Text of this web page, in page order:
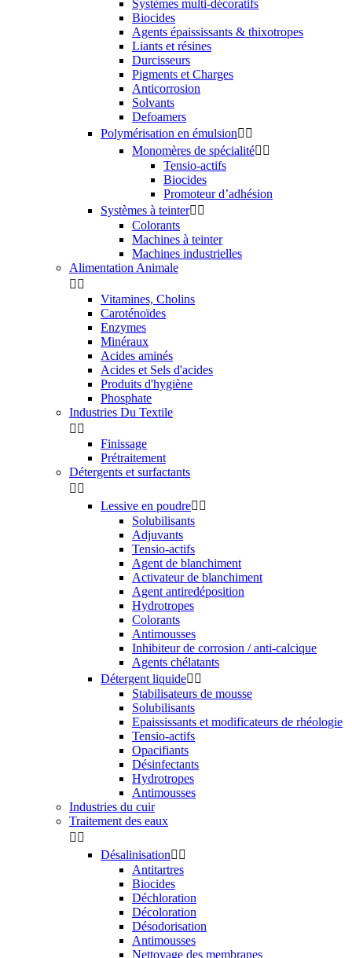
Systèmes multi-décoratifs
Biocides
Agents épaississants & thixotropes
Liants et résines
Durcisseurs
Pigments et Charges
Anticorrosion
Solvants
Defoamers
Polymérisation en émulsion 
Monomères de spécialité 
Tensio-actifs
Biocides
Promoteur d’adhésion
Systèmes à teinter 
Colorants
Machines à teinter
Machines industrielles
Alimentation Animale
 
Vitamines, Cholins
Caroténoïdes
Enzymes
Minéraux
Acides aminés
Acides et Sels d'acides
Produits d'hygiène
Phosphate
Industries Du Textile
 
Finissage
Prétraitement
Détergents et surfactants
 
Lessive en poudre 
Solubilisants
Adjuvants
Tensio-actifs
Agent de blanchiment
Activateur de blanchiment
Agent antiredéposition
Hydrotropes
Colorants
Antimousses
Inhibiteur de corrosion / anti-calcique
Agents chélatants
Détergent liquide 
Stabilisateurs de mousse
Solubilisants
Epaississants et modificateurs de rhéologie
Tensio-actifs
Opacifiants
Désinfectants
Hydrotropes
Antimousses
Industries du cuir
Traitement des eaux
 
Désalinisation 
Antitartres
Biocides
Déchloration
Décoloration
Désodorisation
Antimousses
Nettoyage des membranes